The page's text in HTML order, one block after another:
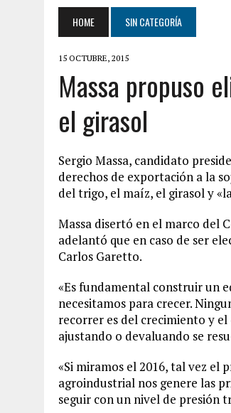
8 AGOSTO, 2026 | CONSUMO EN BAJA: POR
8 AGOSTO, 2026
ENDEUDADOS
HOME SIN CATEGORÍA
15 OCTUBRE, 2015
Massa propuso
el girasol
Sergio Massa, candidato
derechos de exportación a la
del trigo, el maíz, el girasol y
Massa disertó en el marco del
adelantó que en caso de ser
Carlos Garetto.
«Es fundamental construir un
necesitamos para crecer.
recorrer es del crecimiento y
ajustando o devaluando se
«Si miramos el 2016, tal vez el
agroindustrial nos genere las
seguir con un nivel de presión